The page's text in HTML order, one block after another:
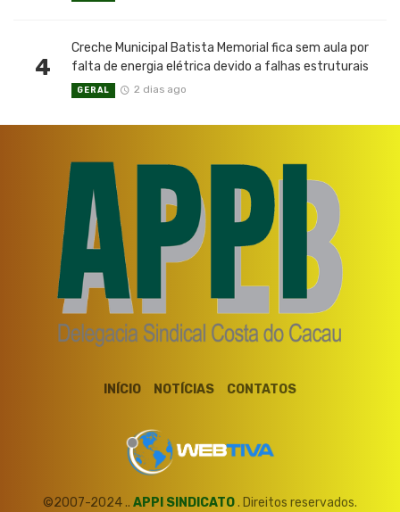
4
Creche Municipal Batista Memorial fica sem aula por
falta de energia elétrica devido a falhas estruturais
GERAL 2 dias ago
INÍCIO NOTÍCIAS CONTATOS
©2007-2024 .. APPI SINDICATO. Direitos reservados.